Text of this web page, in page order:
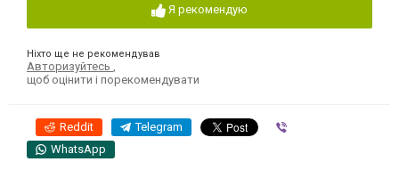
Я рекомендую
Ніхто ще не рекомендував
Авторизуйтесь
щоб оцінити і порекомендувати
Reddit Telegram
WhatsApp